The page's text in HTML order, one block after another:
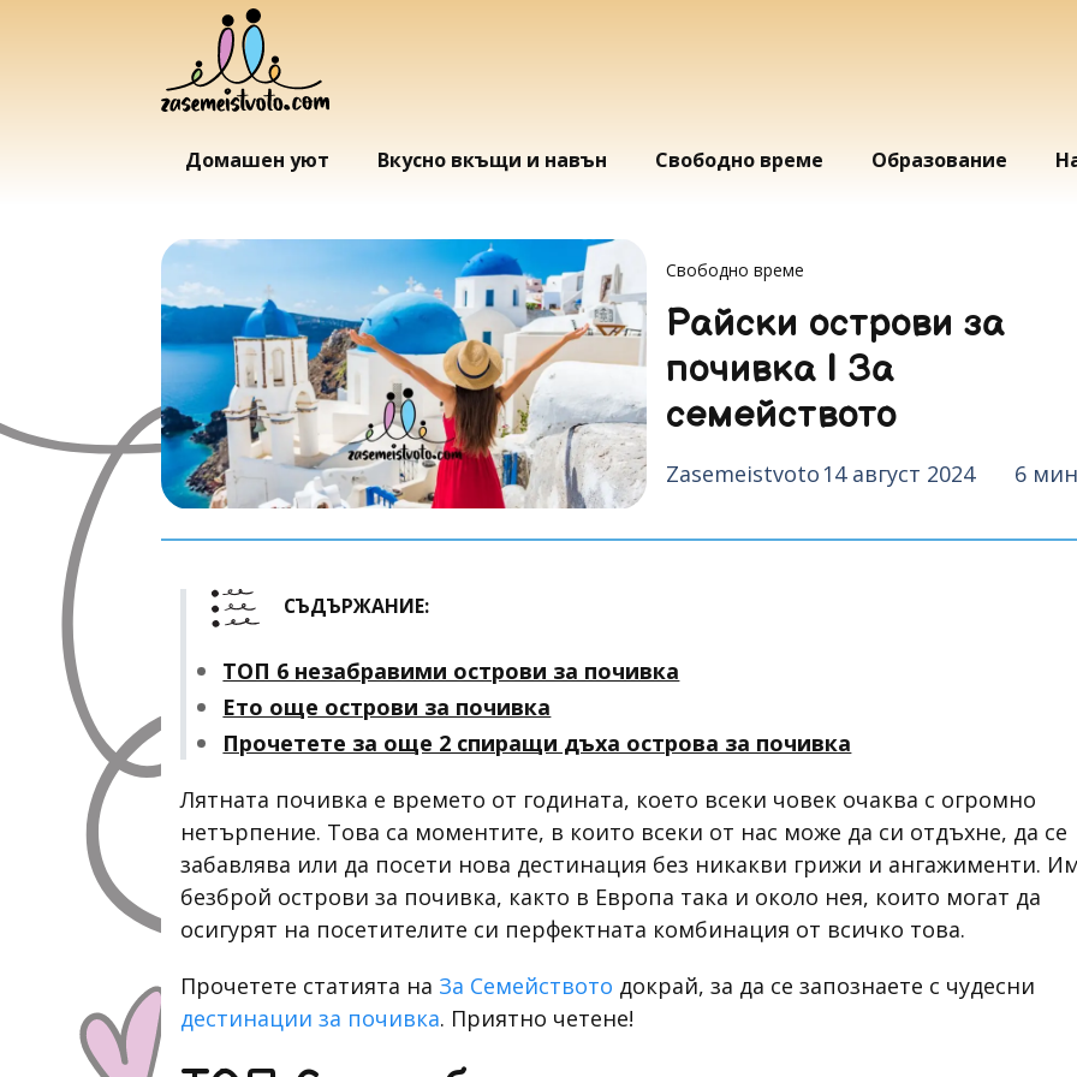
Домашен уют Вкусно вкъщи и навън Свободно време Образование
Свободно време
Райски острови за
почивка | За
семейството
Zasemeistvoto 14 август 2024 6
СЪДЪРЖАНИЕ:
ТОП 6 незабравими острови за почивка
Ето още острови за почивка
Прочетете за още 2 спиращи дъха острова за почивка
Лятната почивка е времето от годината, което всеки човек очаква с огромно
нетърпение. Това са моментите, в които всеки от нас може да си отдъхне, да се
забавлява или да посети нова дестинация без никакви грижи и ангажименти.
безброй острови за почивка, както в Европа така и около нея, които могат да
осигурят на посетителите си перфектната комбинация от всичко това.
Прочетете статията на За Семейството докрай, за да се запознаете с чудесни
дестинации за почивка. Приятно четене!